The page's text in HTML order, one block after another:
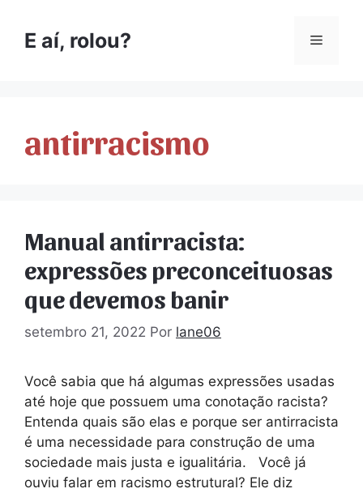
E aí, rolou?
antirracismo
Manual antirracista:
expressões preconceituosas
que devemos banir
setembro 21, 2022 Por lane06
Você sabia que há algumas expressões usadas
até hoje que possuem uma conotação racista?
Entenda quais são elas e porque ser antirracista
é uma necessidade para construção de uma
sociedade mais justa e igualitária. Você já
ouviu falar em racismo estrutural? Ele diz